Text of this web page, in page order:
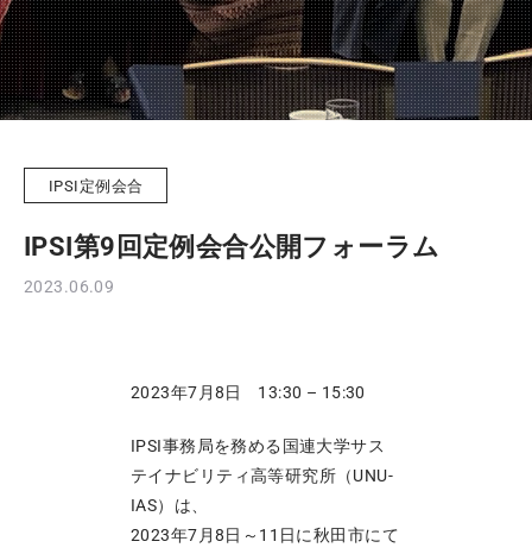
IPSI定例会合
IPSI第9回定例会合公開フォーラム
2023.06.09
2023年7月8日 13:30 – 15:30
IPSI事務局を務める国連大学サス
テイナビリティ高等研究所（UNU-
IAS）は、
2023年7月8日～11日に秋田市にて